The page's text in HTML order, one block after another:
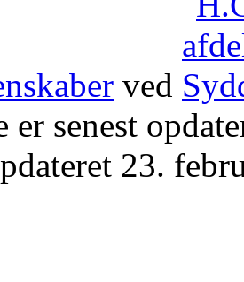
ved
er senest
23.